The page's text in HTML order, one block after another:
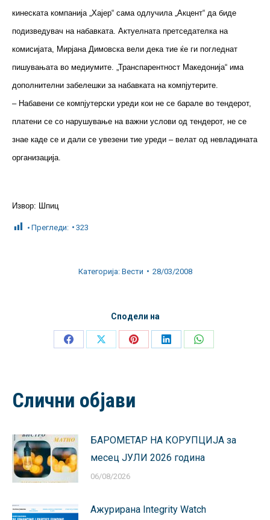
кинеската компанија „Хајер“ сама одлучила „Акцент“ да биде
подизведувач на набавката. Актуелната претседателка на
комисијата, Мирјана Димовска вели дека тие ќе ги погледнат
пишувањата во медиумите. „Транспарентност Македонија“ има
дополнителни забелешки за набавката на компјутерите.
– Набавени се компјутерски уреди кои не се барале во тендерот,
платени се со нарушување на важни услови од тендерот, не се
знае каде се и дали се увезени тие уреди – велат од невладината
организација.
Извор: Шпиц
Прегледи: 323
Категорија: Вести 28/03/2008
Сподели на
Share
Share
Share
Share
Share
Слични објави
БАРОМЕТАР НА КОРУПЦИЈА за
месец ЈУЛИ 2026 година
06/08/2026
Ажурирана Integrity Watch